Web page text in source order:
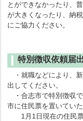
とができなかったり、
が大きくなったり、納
にご協力ください。
特別徴収依頼届
・就職などにより、
出してください。
・合志市で特別徴収
市に住民票を置いていた
1月1日現在の住民票